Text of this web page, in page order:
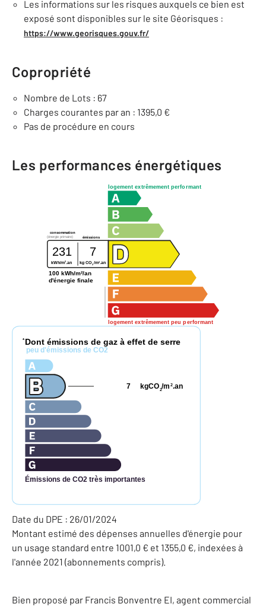
Les informations sur les risques auxquels ce bien est
exposé sont disponibles sur le site Géorisques :
https://www.georisques.gouv.fr/
Copropriété
Nombre de Lots : 67
Charges courantes par an : 1395,0 €
Pas de procédure en cours
Les performances énergétiques
logement extrêmement performant
logement extrêmement peu performant
consommation
émissions
(énergie primaire)
231 7
kWh/m2.an kg CO2 /m2 .an
100 kWh/m²/an
d'énergie finale
* Dont émissions de gaz à effet de serre
peu d'émissions de CO2
Émissions de CO2 très importantes
kgCO2/m 2.an
7
Date du DPE : 26/01/2024
Montant estimé des dépenses annuelles d'énergie pour
un usage standard entre 1001,0 € et 1355,0 €, indexées à
l'année 2021 (abonnements compris).
Bien proposé par Francis Bonventre EI, agent commercial